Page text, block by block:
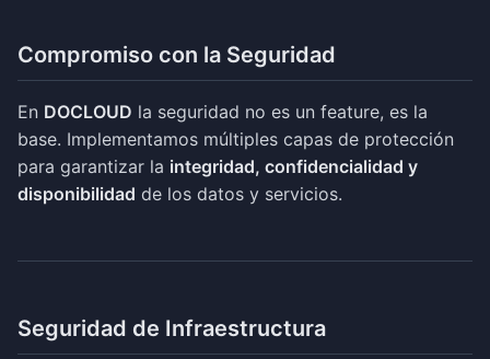
Compromiso con la Seguridad
En DOCLOUD la seguridad no es un feature, es la
base. Implementamos múltiples capas de protección
para garantizar la integridad, confidencialidad y
disponibilidad de los datos y servicios.
Seguridad de Infraestructura